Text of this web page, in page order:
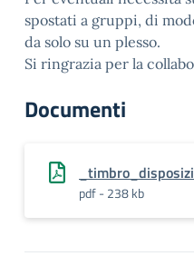
spostati a gruppi, di
da solo su un plesso.
Si ringrazia per la
Documenti
pdf - 238 kb